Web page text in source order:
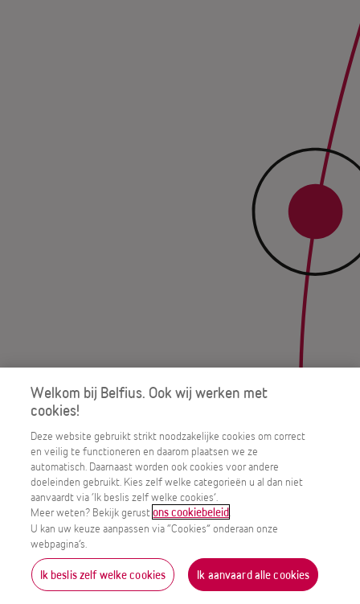
Welkom bij Belfius. Ook wij werken met
cookies!
Deze website gebruikt strikt noodzakelijke cookies om correct
en veilig te functioneren en daarom plaatsen we ze
automatisch. Daarnaast worden ook cookies voor andere
doeleinden gebruikt. Kies zelf welke categorieën u al dan niet
aanvaardt via ‘Ik beslis zelf welke cookies’.
Meer weten? Bekijk gerustons cookiebeleid
U kan uw keuze aanpassen via “Cookies” onderaan onze
webpagina’s.
Ik beslis zelf welke cookies Ik aanvaard alle cookies